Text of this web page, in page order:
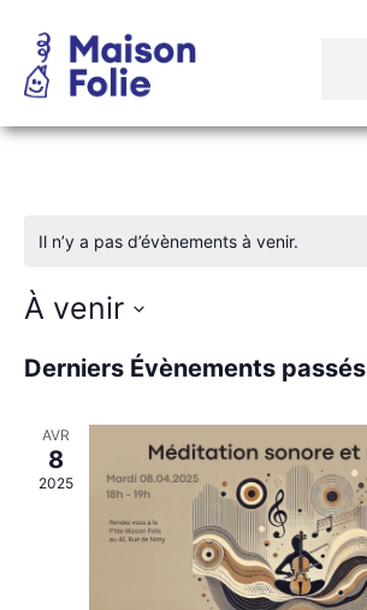
Il n’y a pas d’évènements à venir.
À venir
une
date.
Derniers Évènements passés
AVR
8
2025